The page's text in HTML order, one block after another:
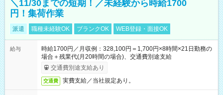
＼11/30までの短期！／未経験から時給1700
円！集荷作業
派遣 職種未経験OK ブランクOK WEB登録・面接OK
給与
時給1700円／月収例：328,100円＝1,700円×8時間×21日勤務の
場合＋残業代(月20時間の場合)、交通費別途支給
交通費別途支給あり
交通費 実費支給／当社規定あり。